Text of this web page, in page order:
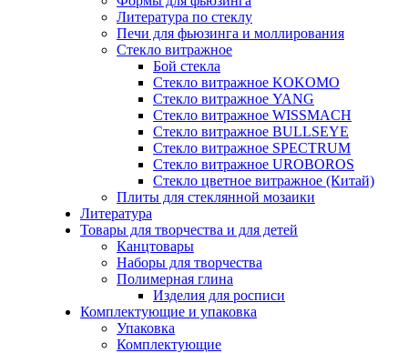
Литература по стеклу
Печи для фьюзинга и моллирования
Стекло витражное
Бой стекла
Стекло витражное KOKOMO
Стекло витражное YANG
Стекло витражное WISSMACH
Стекло витражное BULLSEYE
Стекло витражное SPECTRUM
Стекло витражное UROBOROS
Стекло цветное витражное (Китай)
Плиты для стеклянной мозаики
Литература
Товары для творчества и для детей
Канцтовары
Наборы для творчества
Полимерная глина
Изделия для росписи
Комплектующие и упаковка
Упаковка
Комплектующие